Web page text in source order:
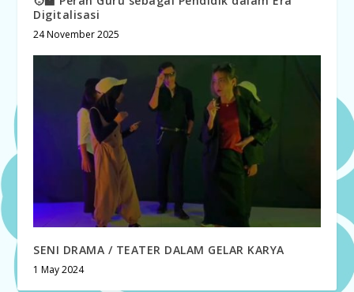
Digitalisasi
24 November 2025
SENI DRAMA / TEATER DALAM GELAR KARYA
1 May 2024